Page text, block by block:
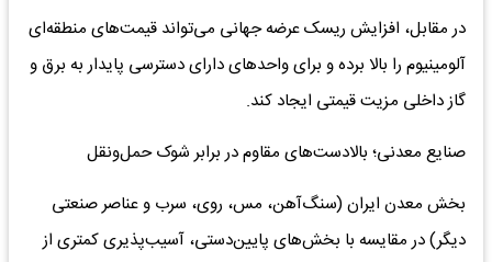
در مقابل، افزایش ریسک عرضه جهانی می‌تواند قیمت‌های منطقه‌ای
آلومینیوم را بالا برده و برای واحدهای دارای دسترسی پایدار به برق و
گاز داخلی مزیت قیمتی ایجاد کند.
صنایع معدنی؛ بالادست‌های مقاوم در برابر شوک حمل‌ونقل
بخش معدن ایران (سنگ‌آهن، مس، روی، سرب و عناصر صنعتی
دیگر) در مقایسه با بخش‌های پایین‌دستی، آسیب‌پذیری کمتری از